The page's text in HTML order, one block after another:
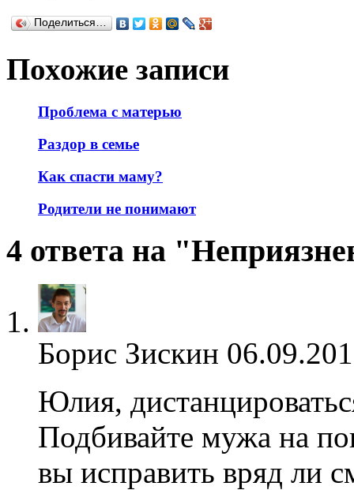
Поделиться…
Похожие записи
Проблема с матерью
Раздор в семье
Как спасти маму?
Родители не понимают
4 ответа на
Борис Зискин
Юлия,
Подбивайте мужа на
вы исправить вряд ли